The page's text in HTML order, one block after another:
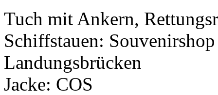
Tuch mit Ankern,
Schiffstauen:
Landungsbrücken
Jacke: COS